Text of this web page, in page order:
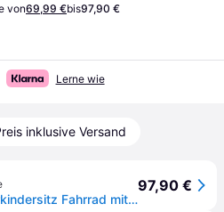
von69,99 €bis97,90 €
Lerne wie
inklusive Versand
Urban Iki Gepäckträgerkindersitz Fahrrad mit Adapter beige schwarz abschließbar TaKe
97,90 €